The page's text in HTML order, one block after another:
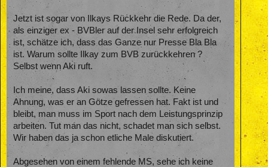
Jetzt ist sogar von Ilkays Rückkehr die Rede. Da der,
als einziger ex - BVBler auf der Insel sehr erfolgreich
ist, schätze ich, dass das Ganze nur Presse Bla Bla
ist. Warum sollte Ilkay zum BVB zurückkehren ?
Selbst wenn Aki ruft.
Ich meine, dass Aki sowas lassen sollte. Keine
Ahnung, was er an Götze gefressen hat. Fakt ist und
bleibt, man muss im Sport nach dem Leistungsprinzip
arbeiten. Tut man das nicht, schadet man sich selbst.
Wir haben das ja schon etliche Male diskutiert.
Abgesehen von einem fehlende MS, sehe ich keine